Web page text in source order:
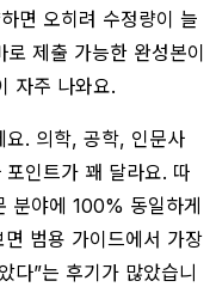
면 오히려 수정량이 늘
제출 가능한 완성본이
자주 나와요.
요. 의학, 공학, 인문사
인트가 꽤 달라요. 따
분야에 100% 동일하게
범용 가이드에서 가장
다”는 후기가 많았습니